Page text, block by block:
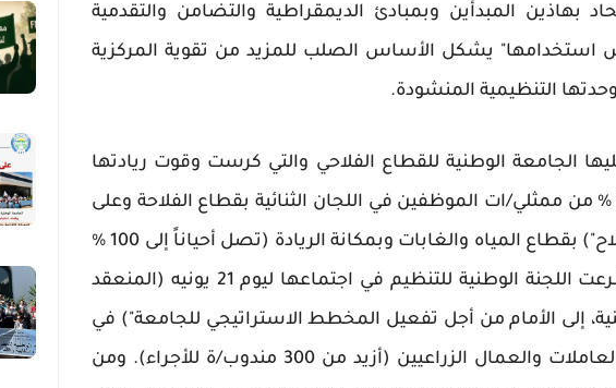
المبدأين وبمبادئ الديمقراطية والتضامن والتقدمية
استخدامها" يشكل الأساس الصلب للمزيد من تقوية المركزية
التنظيمية المنشودة.
الجامعة الوطنية للقطاع الفلاحي والتي كرست وقوت ريادتها
للعمل النقابي بقطاعنا بحصولها على أزيد من 60 % من ممثلي/ات الموظفين في اللجان الثنائية بقطاع الفلاحة وعلى
95% من ممثلي/ات الموظفين (غير "الحاملين للسلاح") بقطاع المياه والغابات وبمكانة الريادة (تصل أحياناً إلى 100 %
) في جلّ المؤسسات العمومية بالقطاع. وقد شرعت اللجنة الوطنية للتنظيم في اجتماعها ليوم 21 يونيه (المنعقد
إلى الأمام من أجل تفعيل المخطط الاستراتيجي للجامعة") في
تشريح هذه النتائج وكذا للنتائج المحققة وسط العاملات والعمال الزراعيين (أزيد من 300 مندوب/ة للأجراء). ومن